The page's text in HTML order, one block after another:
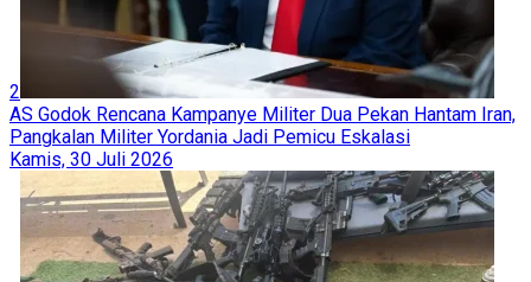
2
AS Godok Rencana Kampanye Militer Dua Pekan Hantam Iran,
Pangkalan Militer Yordania Jadi Pemicu Eskalasi
Kamis, 30 Juli 2026